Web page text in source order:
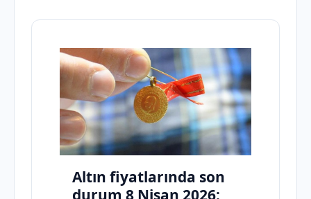
Altın fiyatlarında son
durum 8 Nisan 2026: